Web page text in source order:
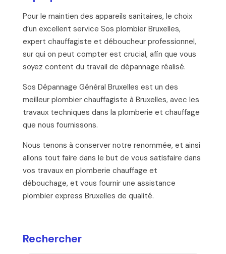
Pour le maintien des appareils sanitaires, le choix
d’un excellent service Sos plombier Bruxelles,
expert chauffagiste et déboucheur professionnel,
sur qui on peut compter est crucial, afin que vous
soyez content du travail de dépannage réalisé.
Sos Dépannage Général Bruxelles est un des
meilleur plombier chauffagiste à Bruxelles, avec les
travaux techniques dans la plomberie et chauffage
que nous fournissons.
Nous tenons à conserver notre renommée, et ainsi
allons tout faire dans le but de vous satisfaire dans
vos travaux en plomberie chauffage et
débouchage, et vous fournir une assistance
plombier express Bruxelles de qualité.
Rechercher